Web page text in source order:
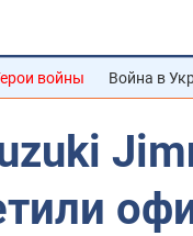
войны Война в